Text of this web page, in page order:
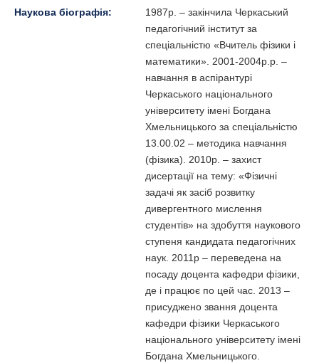
Наукова біографія:
1987р. – закінчила Черкаський
педагогічний інститут за
спеціальністю «Вчитель фізики і
математики». 2001-2004р.р. –
навчання в аспірантурі
Черкаського національного
університету імені Богдана
Хмельницького за спеціальністю
13.00.02 – методика навчання
(фізика). 2010р. – захист
дисертації на тему: «Фізичні
задачі як засіб розвитку
дивергентного мислення
студентів» на здобуття наукового
ступеня кандидата педагогічних
наук. 2011р – переведена на
посаду доцента кафедри фізики,
де і працює по цей час. 2013 –
присуджено звання доцента
кафедри фізики Черкаського
національного університету імені
Богдана Хмельницького.